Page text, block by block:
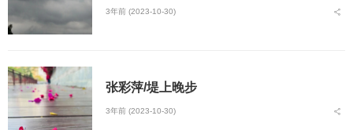
3年前 (2023-10-30)
张彩萍/堤上晚步
3年前 (2023-10-30)